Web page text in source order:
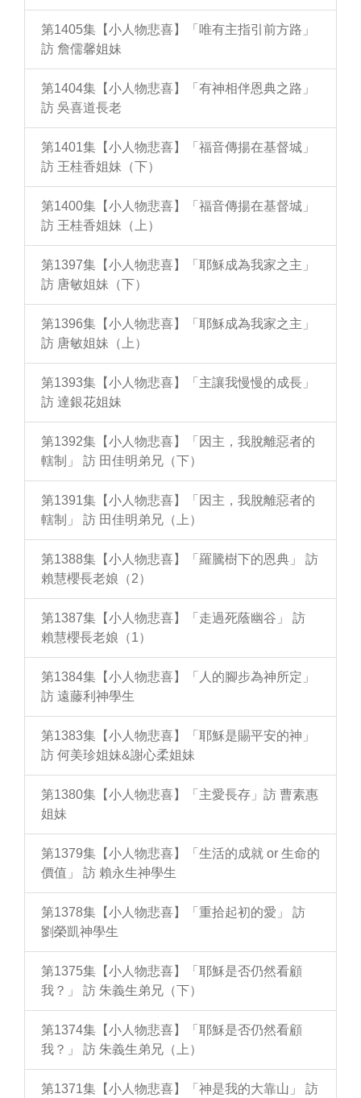
第1405集【小人物悲喜】「唯有主指引前方路」
訪 詹儒馨姐妹
第1404集【小人物悲喜】「有神相伴恩典之路」
訪 吳喜道長老
第1401集【小人物悲喜】「福音傳揚在基督城」
訪 王桂香姐妹（下）
第1400集【小人物悲喜】「福音傳揚在基督城」
訪 王桂香姐妹（上）
第1397集【小人物悲喜】「耶穌成為我家之主」
訪 唐敏姐妹（下）
第1396集【小人物悲喜】「耶穌成為我家之主」
訪 唐敏姐妹（上）
第1393集【小人物悲喜】「主讓我慢慢的成長」
訪 達銀花姐妹
第1392集【小人物悲喜】「因主，我脫離惡者的
轄制」 訪 田佳明弟兄（下）
第1391集【小人物悲喜】「因主，我脫離惡者的
轄制」 訪 田佳明弟兄（上）
第1388集【小人物悲喜】「羅騰樹下的恩典」 訪
賴慧櫻長老娘（2）
第1387集【小人物悲喜】「走過死蔭幽谷」 訪
賴慧櫻長老娘（1）
第1384集【小人物悲喜】「人的腳步為神所定」
訪 遠藤利神學生
第1383集【小人物悲喜】「耶穌是賜平安的神」
訪 何美珍姐妹&謝心柔姐妹
第1380集【小人物悲喜】「主愛長存」訪 曹素惠
姐妹
第1379集【小人物悲喜】「生活的成就 or 生命的
價值」 訪 賴永生神學生
第1378集【小人物悲喜】「重拾起初的愛」 訪
劉榮凱神學生
第1375集【小人物悲喜】「耶穌是否仍然看顧
我？」 訪 朱義生弟兄（下）
第1374集【小人物悲喜】「耶穌是否仍然看顧
我？」 訪 朱義生弟兄（上）
第1371集【小人物悲喜】「神是我的大靠山」 訪